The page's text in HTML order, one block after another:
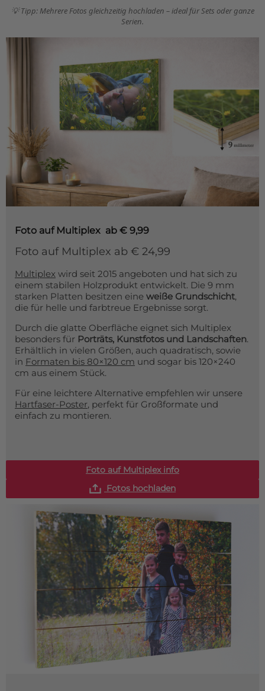
Über uns
💡 Tipp: Mehrere Fotos gleichzeitig hochladen – ideal für Sets oder ganze
Serien.
Foto auf Multiplex ab € 9,99
Foto auf Multiplex ab € 24,99
Multiplex wird seit 2015 angeboten und hat sich zu
einem stabilen Holzprodukt entwickelt. Die 9 mm
starken Platten besitzen eine weiße Grundschicht,
die für helle und farbtreue Ergebnisse sorgt.
Durch die glatte Oberfläche eignet sich Multiplex
besonders für Porträts, Kunstfotos und Landschaften.
Erhältlich in vielen Größen, auch quadratisch, sowie
in Formaten bis 80×120 cm und sogar bis 120×240
cm aus einem Stück.
Für eine leichtere Alternative empfehlen wir unsere
Hartfaser-Poster, perfekt für Großformate und
einfach zu montieren.
Foto auf Multiplex info
Fotos hochladen